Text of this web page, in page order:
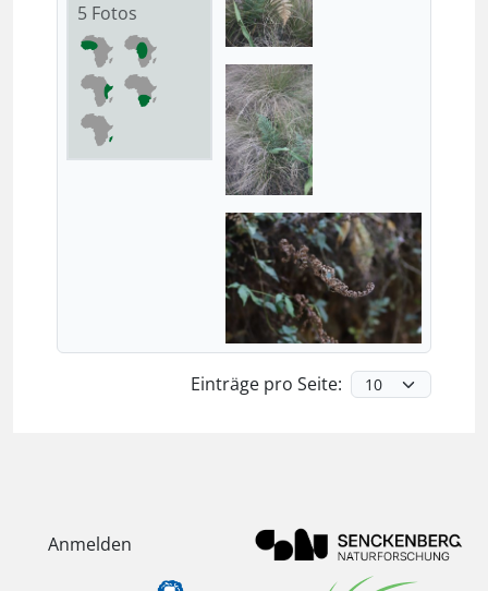
5 Fotos
Einträge pro Seite:
Anmelden